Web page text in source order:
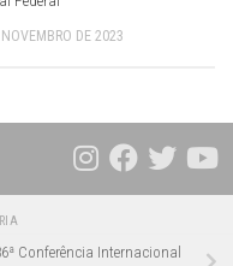
DE 2023
Conferência Internacional